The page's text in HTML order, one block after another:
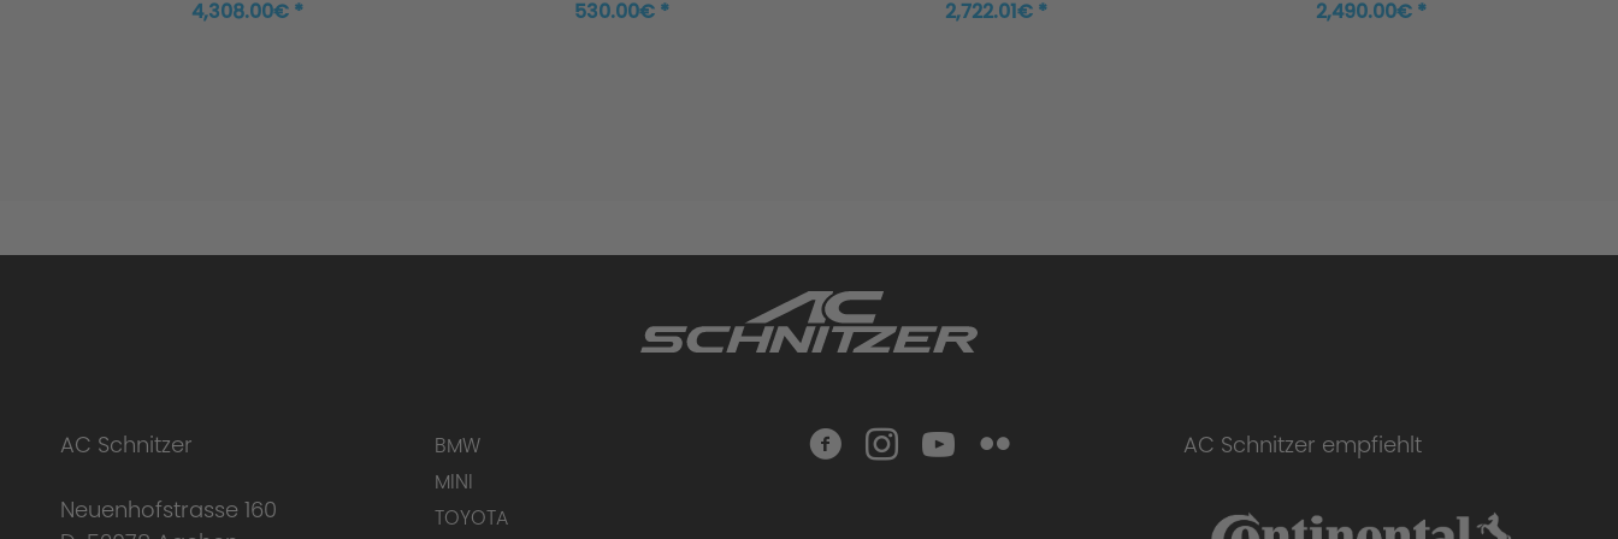
Gran Coupé M440i
4,308.00€ *
530.00€ *
with otto particle filter
2,722.01€ *
with otto particle filter
2,490.00€ *
AC Schnitzer
Neuenhofstrasse 160
BMW
MINI
TOYOTA
AC Schnitzer empfiehlt